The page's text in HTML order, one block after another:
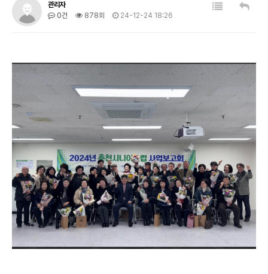
관리자
0건
878회 24-12-24 18:26